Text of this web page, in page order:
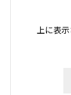
上に表